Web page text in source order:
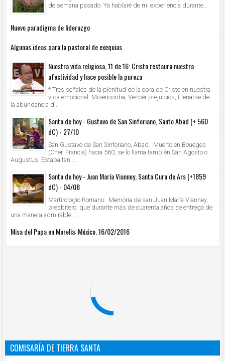
de semana pasado. Ya hablaré de mi experiencia durante...
Nuevo paradigma de liderazgo
Algunas ideas para la pastoral de exequias
Nuestra vida religiosa, 11 de 16: Cristo restaura nuestra
afectividad y hace posible la pureza
* Tres señales de la plenitud de la obra de Cristo en nuestra
vida emocional: Misericordia, Vencer prejuicios, Llenarse de
la abundancia d...
Santo de hoy - Gustavo de San Sinforiano, Santo Abad (+ 560
dC) - 27/10
San Gustavo de San Sinforiano, Abad. Muerto en Boueges
(Cher, Francia) hacia 560, se lo llama también San Agosto o
Augustus. Estaba tan ...
Santo de hoy - Juan María Vianney, Santo Cura de Ars (+1859
dC) - 04/08
Martirologio Romano: Memoria de san Juan María Vianney,
presbítero, que durante más de cuarenta años se entregó de
una manera admirable ...
Misa del Papa en Morelia: México. 16/02/2016
COMISARÍA DE TIERRA SANTA